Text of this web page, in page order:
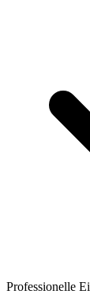
Professionelle